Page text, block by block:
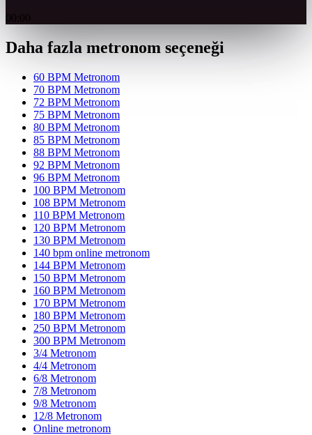
00:00
Daha fazla metronom seçeneği
60 BPM Metronom
70 BPM Metronom
72 BPM Metronom
75 BPM Metronom
80 BPM Metronom
85 BPM Metronom
88 BPM Metronom
92 BPM Metronom
96 BPM Metronom
100 BPM Metronom
108 BPM Metronom
110 BPM Metronom
120 BPM Metronom
130 BPM Metronom
140 bpm online metronom
144 BPM Metronom
150 BPM Metronom
160 BPM Metronom
170 BPM Metronom
180 BPM Metronom
250 BPM Metronom
300 BPM Metronom
3/4 Metronom
4/4 Metronom
6/8 Metronom
7/8 Metronom
9/8 Metronom
12/8 Metronom
Online metronom